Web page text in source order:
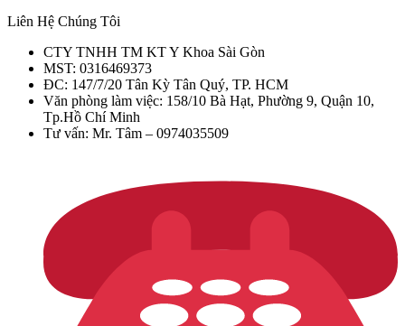
Liên Hệ Chúng Tôi
CTY TNHH TM KT Y Khoa Sài Gòn
MST: 0316469373
ĐC: 147/7/20 Tân Kỳ Tân Quý, TP. HCM
Văn phòng làm việc: 158/10 Bà Hạt, Phường 9, Quận 10,
Tp.Hồ Chí Minh
Tư vấn: Mr. Tâm – 0974035509